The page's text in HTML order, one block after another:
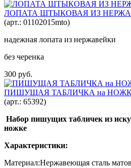
ЛОПАТА ШТЫКОВАЯ ИЗ
(арт.: 01102015mto)
надежная лопата из нержавейки
без черенка
300 руб.
ПИШУЩАЯ ТАБЛИЧКА на НОЖКЕ
(арт.: 65392)
Набор пишущих табличек из
ножке
Характеристики:
Материал:Нержавеющая сталь